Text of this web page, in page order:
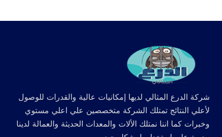
شركة الدرع المثالي لديها إمكانيات عالية والقدرات للوصول
لأعلي النتائج تمتلك الشركة متخصصين علي اعلي مستوي
وخبرات كما اننا نمتلك الألات والمعدات الحديثة والعمالة لدينا